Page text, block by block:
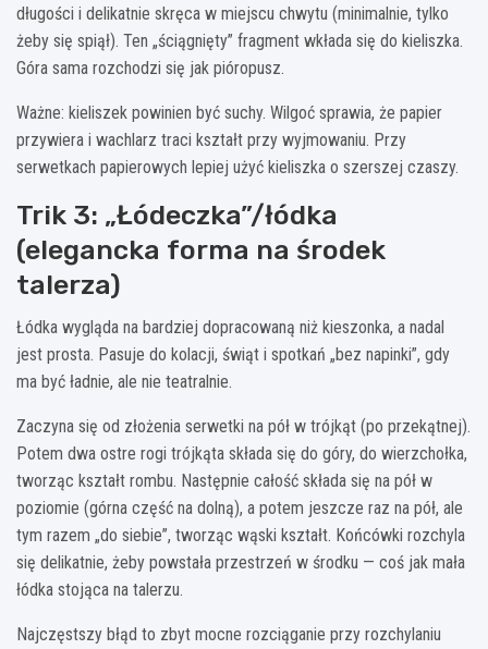
długości i delikatnie skręca w miejscu chwytu (minimalnie, tylko
żeby się spiął). Ten „ściągnięty” fragment wkłada się do kieliszka.
Góra sama rozchodzi się jak pióropusz.
Ważne: kieliszek powinien być suchy. Wilgoć sprawia, że papier
przywiera i wachlarz traci kształt przy wyjmowaniu. Przy
serwetkach papierowych lepiej użyć kieliszka o szerszej czaszy.
Trik 3: „Łódeczka”/łódka
(elegancka forma na środek
talerza)
Łódka wygląda na bardziej dopracowaną niż kieszonka, a nadal
jest prosta. Pasuje do kolacji, świąt i spotkań „bez napinki”, gdy
ma być ładnie, ale nie teatralnie.
Zaczyna się od złożenia serwetki na pół w trójkąt (po przekątnej).
Potem dwa ostre rogi trójkąta składa się do góry, do wierzchołka,
tworząc kształt rombu. Następnie całość składa się na pół w
poziomie (górna część na dolną), a potem jeszcze raz na pół, ale
tym razem „do siebie”, tworząc wąski kształt. Końcówki rozchyla
się delikatnie, żeby powstała przestrzeń w środku — coś jak mała
łódka stojąca na talerzu.
Najczęstszy błąd to zbyt mocne rozciąganie przy rozchylaniu